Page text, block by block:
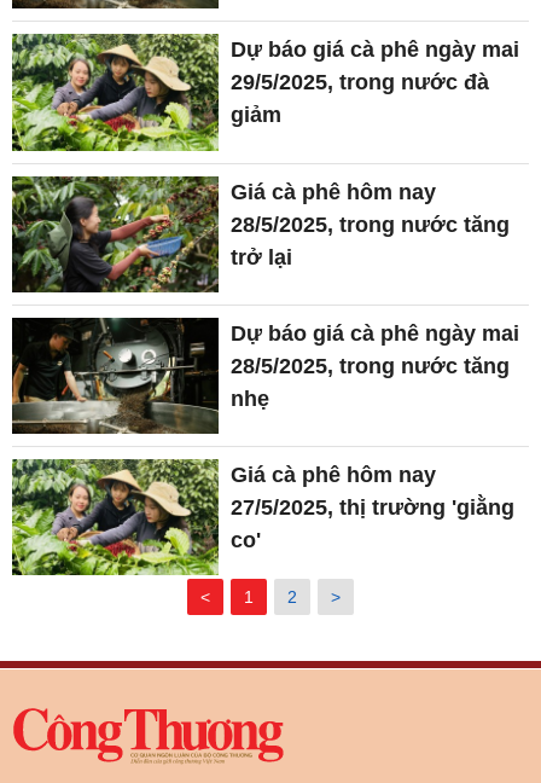
Dự báo giá cà phê ngày mai
29/5/2025, trong nước đà
giảm
Giá cà phê hôm nay
28/5/2025, trong nước tăng
trở lại
Dự báo giá cà phê ngày mai
28/5/2025, trong nước tăng
nhẹ
Giá cà phê hôm nay
27/5/2025, thị trường 'giằng
co'
< 1 2 >